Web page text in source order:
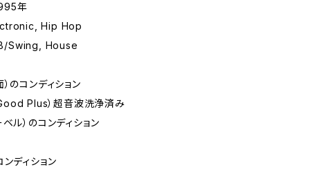
年
Hip Hop
Swing, House
のコンディション
Plus）超音波洗浄済み
ル）のコンディション
ンディション